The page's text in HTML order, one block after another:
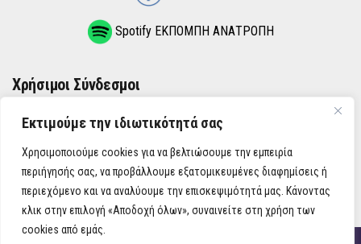
Εκτιμούμε την ιδιωτικότητά σας
Χρησιμοποιούμε cookies για να βελτιώσουμε την εμπειρία
περιήγησής σας, να προβάλλουμε εξατομικευμένες διαφημίσεις ή
περιεχόμενο και να αναλύουμε την επισκεψιμότητά μας. Κάνοντας
κλικ στην επιλογή «Αποδοχή όλων», συναινείτε στη χρήση των
cookies από εμάς.
Spotify ΕΚΠΟΜΠΗ ΑΝΑΤΡΟΠΗ
Χρήσιμοι Σύνδεσμοι
ΌΡΟΙ ΧΡΉΣΗΣ
ΠΟΛΙΤΙΚΉ ΑΠΟΡΡΉΤΟΥ